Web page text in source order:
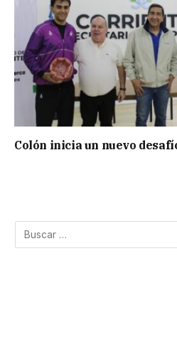
Colón inicia un nuevo